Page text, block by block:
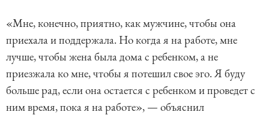
«Мне, конечно, приятно, как мужчине, чтобы она
приехала и поддержала. Но когда я на работе, мне
лучше, чтобы жена была дома с ребенком, а не
приезжала ко мне, чтобы я потешил свое эго. Я буду
больше рад, если она остается с ребенком и проведет с
ним время, пока я на работе», — объяснил